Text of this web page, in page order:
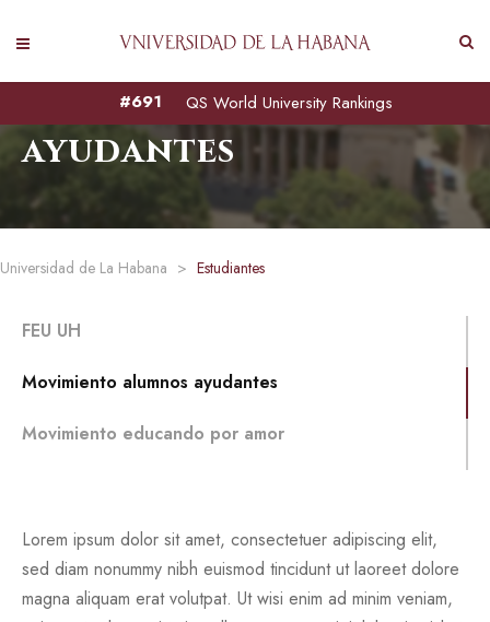
QS World University Rankings
#691
Movimiento alumnos
ayudantes
Universidad de La Habana > Estudiantes
FEU UH
Movimiento alumnos ayudantes
Movimiento educando por amor
Lorem ipsum dolor sit amet, consectetuer adipiscing elit,
sed diam nonummy nibh euismod tincidunt ut laoreet dolore
magna aliquam erat volutpat. Ut wisi enim ad minim veniam,